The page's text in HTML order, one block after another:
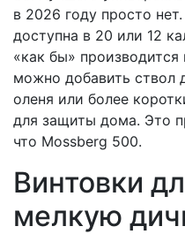
в 2026 году просто
доступна в 20 или 12
«как бы»
можно добавить ствол
оленя или более
для защиты дома. Это
что Mossberg 500.
Винтовки
мелкую